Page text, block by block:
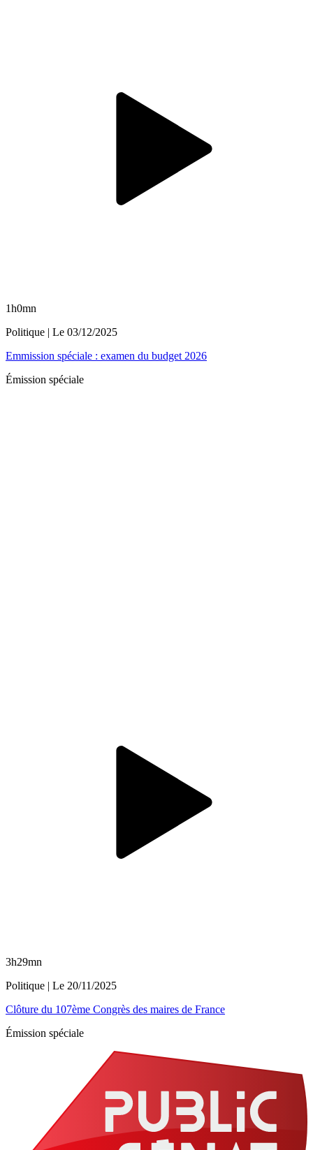
1h0mn
Politique | Le 03/12/2025
Emmission spéciale : examen du budget 2026
Émission spéciale
3h29mn
Politique | Le 20/11/2025
Clôture du 107ème Congrès des maires de France
Émission spéciale